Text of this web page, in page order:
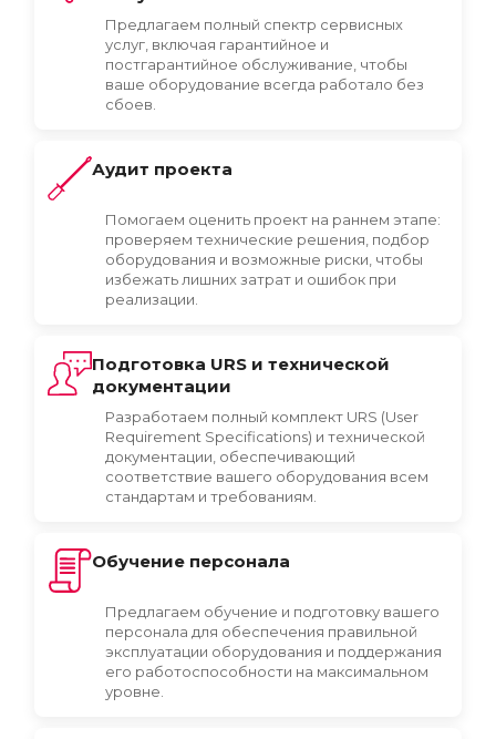
Предлагаем полный спектр сервисных
услуг, включая гарантийное и
постгарантийное обслуживание, чтобы
ваше оборудование всегда работало без
сбоев.
Аудит проекта
Помогаем оценить проект на раннем этапе:
проверяем технические решения, подбор
оборудования и возможные риски, чтобы
избежать лишних затрат и ошибок при
реализации.
Подготовка URS и технической
документации
Разработаем полный комплект URS (User
Requirement Specifications) и технической
документации, обеспечивающий
соответствие вашего оборудования всем
стандартам и требованиям.
Обучение персонала
Предлагаем обучение и подготовку вашего
персонала для обеспечения правильной
эксплуатации оборудования и поддержания
его работоспособности на максимальном
уровне.